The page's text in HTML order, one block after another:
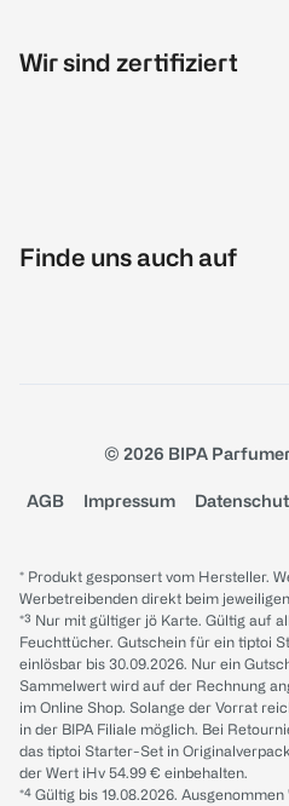
Wir sind zertifiziert
Finde uns auch auf
© 2026 BIPA
AGB Impressum
* Produkt gesponsert vom Hersteller.
Werbetreibenden direkt beim
*³ Nur mit gültiger jö Karte. Gültig auf
Feuchttücher. Gutschein für ein tiptoi
einlösbar bis 30.09.2026. Nur ein
Sammelwert wird auf der Rechnung
im Online Shop. Solange der Vorrat
in der BIPA Filiale möglich. Bei
das tiptoi Starter-Set in
der Wert iHv 54.99 € einbehalten.
*⁴ Gültig bis 19.08.2026.